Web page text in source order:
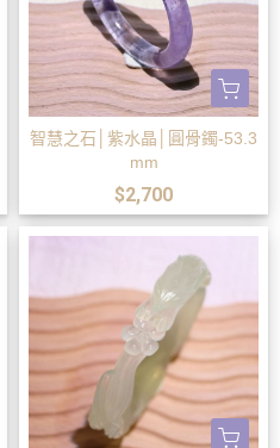
智慧之石│紫水晶│圓骨鐲-53.3
mm
$2,700